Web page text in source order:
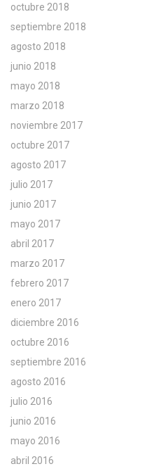
octubre 2018
septiembre 2018
agosto 2018
junio 2018
mayo 2018
marzo 2018
noviembre 2017
octubre 2017
agosto 2017
julio 2017
junio 2017
mayo 2017
abril 2017
marzo 2017
febrero 2017
enero 2017
diciembre 2016
octubre 2016
septiembre 2016
agosto 2016
julio 2016
junio 2016
mayo 2016
abril 2016